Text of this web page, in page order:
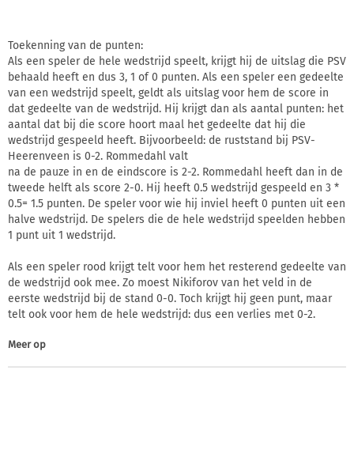
Toekenning van de punten:
Als een speler de hele wedstrijd speelt, krijgt hij de uitslag die PSV
behaald heeft en dus 3, 1 of 0 punten. Als een speler een gedeelte
van een wedstrijd speelt, geldt als uitslag voor hem de score in
dat gedeelte van de wedstrijd. Hij krijgt dan als aantal punten: het
aantal dat bij die score hoort maal het gedeelte dat hij die
wedstrijd gespeeld heeft. Bijvoorbeeld: de ruststand bij PSV-
Heerenveen is 0-2. Rommedahl valt
na de pauze in en de eindscore is 2-2. Rommedahl heeft dan in de
tweede helft als score 2-0. Hij heeft 0.5 wedstrijd gespeeld en 3 *
0.5= 1.5 punten. De speler voor wie hij inviel heeft 0 punten uit een
halve wedstrijd. De spelers die de hele wedstrijd speelden hebben
1 punt uit 1 wedstrijd.
Als een speler rood krijgt telt voor hem het resterend gedeelte van
de wedstrijd ook mee. Zo moest Nikiforov van het veld in de
eerste wedstrijd bij de stand 0-0. Toch krijgt hij geen punt, maar
telt ook voor hem de hele wedstrijd: dus een verlies met 0-2.
Meer op